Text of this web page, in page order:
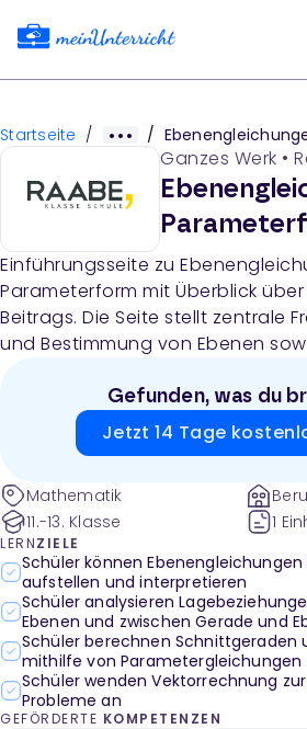
Startseite / /
Ganzes Werk •
Einführungsseite zu
Parameterform mit Überblick
Beitrags. Die Seite stellt zentrale
und Bestimmung von Ebenen
Gefunden, was du
Jetzt 14 Tage
Mathematik
11.-13. Klasse
1
LERNZIELE
Schüler können
aufstellen und interpretieren
Schüler analysieren
Ebenen und zwischen Gerade und
Schüler berechnen Schnittgeraden
mithilfe von Parametergleichungen
Schüler wenden Vektorrechnung
Probleme an
GEFÖRDERTE KOMPETENZEN